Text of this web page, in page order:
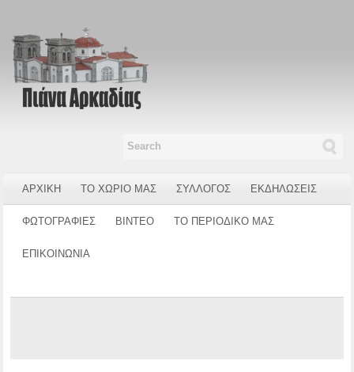
ΑΡΧΙΚΗ ΤΟ ΧΩΡΙΟ ΜΑΣ ΣΥΛΛΟΓΟΣ ΕΚΔΗΛΩΣΕΙΣ
ΦΩΤΟΓΡΑΦΙΕΣ ΒΙΝΤΕΟ ΤΟ ΠΕΡΙΟΔΙΚΟ ΜΑΣ
ΕΠΙΚΟΙΝΩΝΙΑ